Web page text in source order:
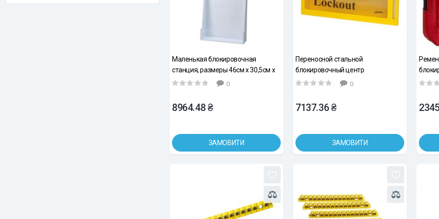
Маленькая блокировочная
станция, размеры 46см х 30,5см х
10см.
0
8964.48 ₴
ЗАМОВИТИ
Переносной стальной
блокировочный центр
0
7137.36 ₴
ЗАМОВИТИ
1 шт